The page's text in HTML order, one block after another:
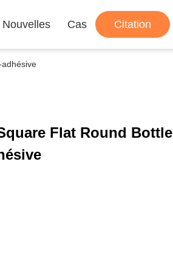
Nouvelles Cas Citation
Flat Round Bottle